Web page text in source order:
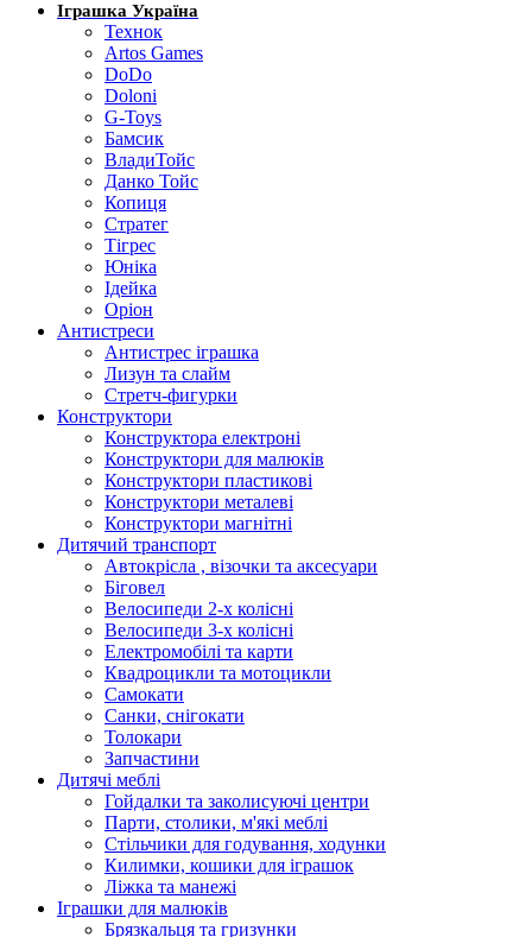
Іграшка Україна
Технок
Artos Games
DoDo
Doloni
G-Toys
Бамсик
ВладиТойс
Данко Тойс
Копиця
Стратег
Тігрес
Юніка
Ідейка
Оріон
Антистреси
Антистрес іграшка
Лизун та слайм
Стретч-фигурки
Конструктори
Конструктора електроні
Конструктори для малюків
Конструктори пластикові
Конструктори металеві
Конструктори магнітні
Дитячий транспорт
Автокрісла , візочки та аксесуари
Біговел
Велосипеди 2-х колісні
Велосипеди 3-х колісні
Електромобілі та карти
Квадроцикли та мотоцикли
Самокати
Санки, снігокати
Толокари
Запчастини
Дитячі меблі
Гойдалки та заколисуючі центри
Парти, столики, м'які меблі
Стільчики для годування, ходунки
Килимки, кошики для іграшок
Ліжка та манежі
Іграшки для малюків
Брязкальця та гризунки